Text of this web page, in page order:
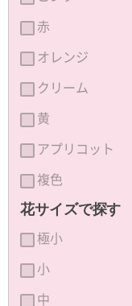
赤
オレンジ
クリーム
黄
アプリコット
複色
花サイズで探す
極小
小
中